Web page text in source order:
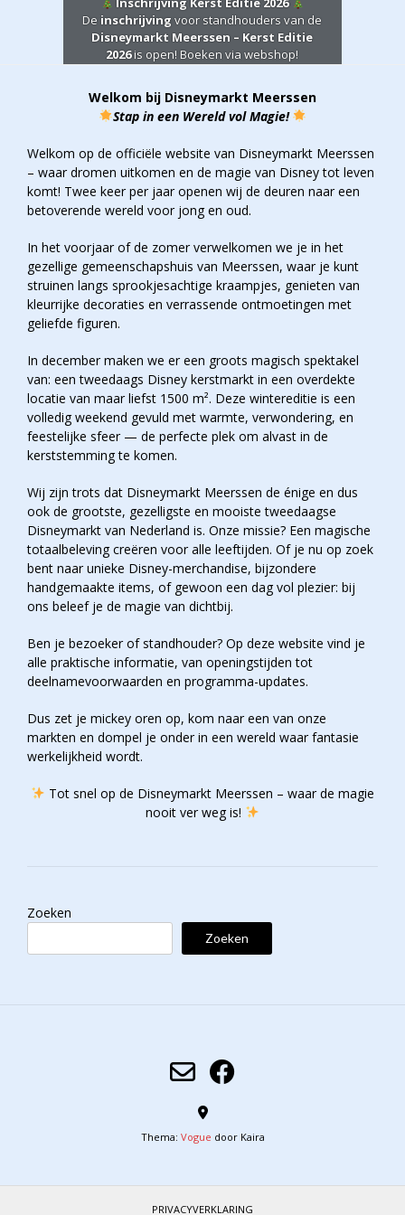
De inschrijving voor standhouders van de
Disneymarkt Meerssen – Kerst Editie
2026is open! Boeken via webshop!
Welkom bij Disneymarkt Meerssen
Stap in een Wereld vol Magie!
Welkom op de officiële website van Disneymarkt Meerssen
– waar dromen uitkomen en de magie van Disney tot leven
komt! Twee keer per jaar openen wij de deuren naar een
betoverende wereld voor jong en oud.
In het voorjaar of de zomer verwelkomen we je in het
gezellige gemeenschapshuis van Meerssen, waar je kunt
struinen langs sprookjesachtige kraampjes, genieten van
kleurrijke decoraties en verrassende ontmoetingen met
geliefde figuren.
In december maken we er een groots magisch spektakel
van: een tweedaags Disney kerstmarkt in een overdekte
locatie van maar liefst 1500 m². Deze wintereditie is een
volledig weekend gevuld met warmte, verwondering, en
feestelijke sfeer — de perfecte plek om alvast in de
kerststemming te komen.
Wij zijn trots dat Disneymarkt Meerssen de énige en dus
ook de grootste, gezelligste en mooiste tweedaagse
Disneymarkt van Nederland is. Onze missie? Een magische
totaalbeleving creëren voor alle leeftijden. Of je nu op zoek
bent naar unieke Disney-merchandise, bijzondere
handgemaakte items, of gewoon een dag vol plezier: bij
ons beleef je de magie van dichtbij.
Ben je bezoeker of standhouder? Op deze website vind je
alle praktische informatie, van openingstijden tot
deelnamevoorwaarden en programma-updates.
Dus zet je mickey oren op, kom naar een van onze
markten en dompel je onder in een wereld waar fantasie
werkelijkheid wordt.
Tot snel op de Disneymarkt Meerssen – waar de magie
nooit ver weg is!
Zoeken
Zoeken
Thema: Vogue door Kaira
PRIVACYVERKLARING